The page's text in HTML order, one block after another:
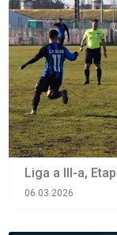
Liga a III-a,
06.03.2026